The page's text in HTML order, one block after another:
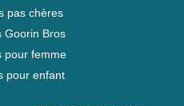
pas chères
Goorin Bros
pour femme
pour enfant